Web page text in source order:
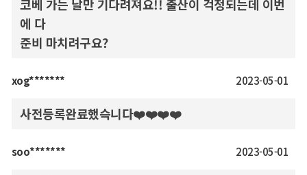
코베 가는 날만 기다려져요!! 출산이 걱정되는데 이번
에 다
준비 마치려구요?
xog******* 2023-05-01
사전등록완료했슥니다❤️❤️❤️❤️
soo******* 2023-05-01